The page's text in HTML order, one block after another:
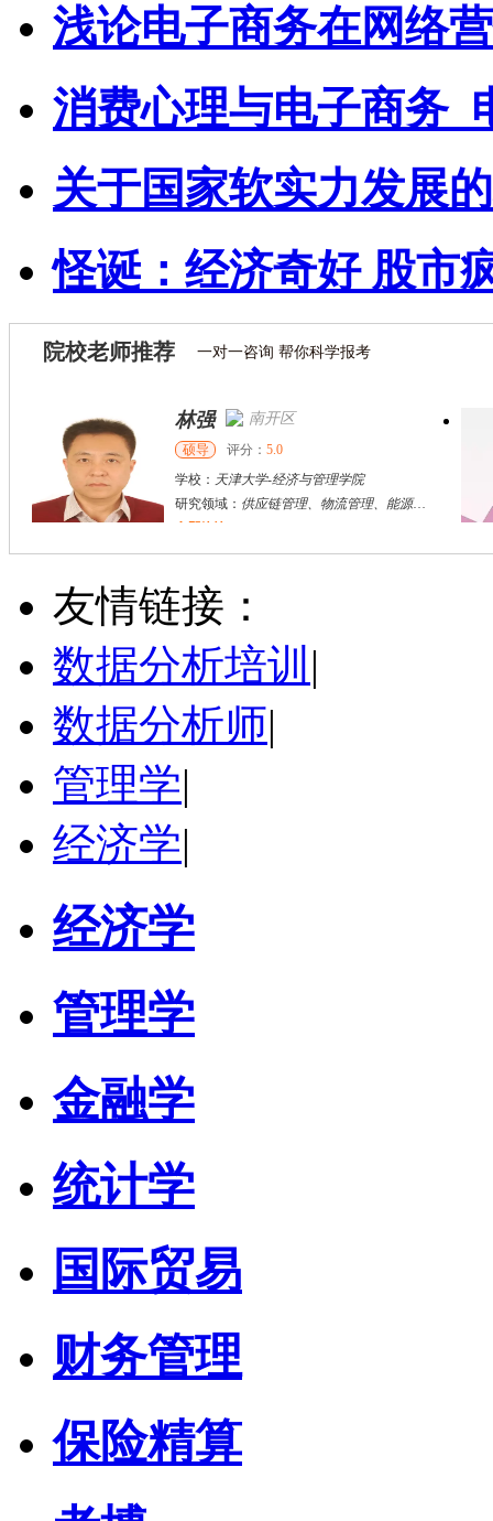
浅论电子商务在网络
消费心理与电子商务_
关于国家软实力发展
怪诞：经济奇好 股市
院校老师推荐 一对一咨询 帮你科学报考
林强 南开区
硕导 评分： 5.0
学校： 天津大学-经济与管理学院
研究领域： 供应链管理、物流管理、能源供应链
秦新生 广州市
硕导
学校：广州商学院
立即咨询
友情链接：
数据分析培训 |
数据分析师|
管理学|
经济学|
经济学
管理学
金融学
统计学
国际贸易
财务管理
保险精算